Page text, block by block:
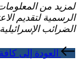
لمزيد من
الرسمية لتقديم
الضرائب
العودة إلى